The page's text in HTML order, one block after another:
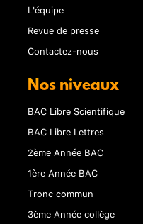
L'équipe
Revue de presse
Contactez-nous
Nos niveaux
BAC Libre Scientifique
BAC Libre Lettres
2ème Année BAC
1ère Année BAC
Tronc commun
3ème Année collège